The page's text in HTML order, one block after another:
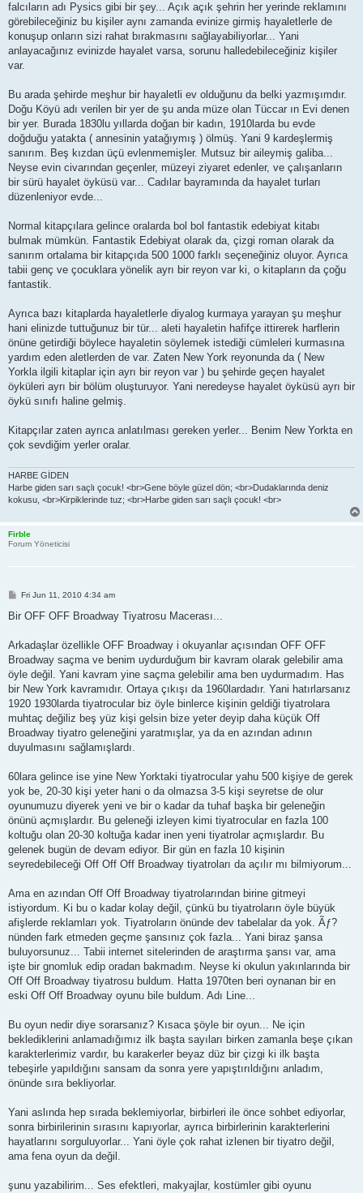
falcıların adı Pysics gibi bir şey... Açık açık şehrin her yerinde reklamını
görebileceğiniz bu kişiler aynı zamanda evinize girmiş hayaletlerle de
konuşup onların sizi rahat bırakmasını sağlayabiliyorlar... Yani
anlayacağınız evinizde hayalet varsa, sorunu halledebileceğiniz kişiler
var.
Bu arada şehirde meşhur bir hayaletli ev olduğunu da belki yazmışımdır.
Doğu Köyü adı verilen bir yer de şu anda müze olan Tüccar ın Evi denen
bir yer. Burada 1830lu yıllarda doğan bir kadın, 1910larda bu evde
doğduğu yatakta ( annesinin yatağıymış ) ölmüş. Yani 9 kardeşlermiş
sanırım. Beş kızdan üçü evlenmemişler. Mutsuz bir aileymiş galiba...
Neyse evin civarından geçenler, müzeyi ziyaret edenler, ve çalışanların
bir sürü hayalet öyküsü var... Cadılar bayramında da hayalet turları
düzenleniyor evde...
Normal kitapçılara gelince oralarda bol bol fantastik edebiyat kitabı
bulmak mümkün. Fantastik Edebiyat olarak da, çizgi roman olarak da
sanırım ortalama bir kitapçıda 500 1000 farklı seçeneğiniz oluyor. Ayrıca
tabii genç ve çocuklara yönelik ayrı bir reyon var ki, o kitapların da çoğu
fantastik.
Ayrıca bazı kitaplarda hayaletlerle diyalog kurmaya yarayan şu meşhur
hani elinizde tuttuğunuz bir tür... aleti hayaletin hafifçe ittirerek harflerin
önüne getirdiği böylece hayaletin söylemek istediği cümleleri kurmasına
yardım eden aletlerden de var. Zaten New York reyonunda da ( New
Yorkla ilgili kitaplar için ayrı bir reyon var ) bu şehirde geçen hayalet
öyküleri ayrı bir bölüm oluşturuyor. Yani neredeyse hayalet öyküsü ayrı bir
öykü sınıfı haline gelmiş.
Kitapçılar zaten ayrıca anlatılması gereken yerler... Benim New Yorkta en
çok sevdiğim yerler oralar.
HARBE GİDEN
Harbe giden sarı saçlı çocuk! <br>Gene böyle güzel dön; <br>Dudaklarında deniz
kokusu, <br>Kirpiklerinde tuz; <br>Harbe giden sarı saçlı çocuk! <br>
Firble
Forum Yöneticisi
P
s
Fri Jun 11, 2010 4:34 am
Bir OFF OFF Broadway Tiyatrosu Macerası...
Arkadaşlar özellikle OFF Broadway i okuyanlar açısından OFF OFF
Broadway saçma ve benim uydurduğum bir kavram olarak gelebilir ama
öyle değil. Yani kavram yine saçma gelebilir ama ben uydurmadım. Has
bir New York kavramıdır. Ortaya çıkışı da 1960lardadır. Yani hatırlarsanız
1920 1930larda tiyatrocular biz öyle binlerce kişinin geldiği tiyatrolara
muhtaç değiliz beş yüz kişi gelsin bize yeter deyip daha küçük Off
Broadway tiyatro geleneğini yaratmışlar, ya da en azından adının
duyulmasını sağlamışlardı.
60lara gelince ise yine New Yorktaki tiyatrocular yahu 500 kişiye de gerek
yok be, 20-30 kişi yeter hani o da olmazsa 3-5 kişi seyretse de olur
oyunumuzu diyerek yeni ve bir o kadar da tuhaf başka bir geleneğin
önünü açmışlardır. Bu geleneği izleyen kimi tiyatrocular en fazla 100
koltuğu olan 20-30 koltuğa kadar inen yeni tiyatrolar açmışlardır. Bu
gelenek bugün de devam ediyor. Bir gün en fazla 10 kişinin
seyredebileceği Off Off Off Broadway tiyatroları da açılır mı bilmiyorum...
Ama en azından Off Off Broadway tiyatrolarından birine gitmeyi
istiyordum. Ki bu o kadar kolay değil, çünkü bu tiyatroların öyle büyük
afişlerde reklamları yok. Tiyatroların önünde dev tabelalar da yok. Ãƒ?
nünden fark etmeden geçme şansınız çok fazla... Yani biraz şansa
buluyorsunuz... Tabii internet sitelerinden de araştırma şansı var, ama
işte bir gnomluk edip oradan bakmadım. Neyse ki okulun yakınlarında bir
Off Off Broadway tiyatrosu buldum. Hatta 1970ten beri oynanan bir en
eski Off Off Broadway oyunu bile buldum. Adı Line...
Bu oyun nedir diye sorarsanız? Kısaca şöyle bir oyun... Ne için
beklediklerini anlamadığımız ilk başta sayıları birken zamanla beşe çıkan
karakterlerimiz vardır, bu karakerler beyaz düz bir çizgi ki ilk başta
tebeşirle yapıldığını sansam da sonra yere yapıştırıldığını anladım,
önünde sıra bekliyorlar.
Yani aslında hep sırada beklemiyorlar, birbirleri ile önce sohbet ediyorlar,
sonra birbirilerinin sırasını kapıyorlar, ayrıca birbirlerinin karakterlerini
hayatlarını sorguluyorlar... Yani öyle çok rahat izlenen bir tiyatro değil,
ama fena oyun da değil.
şunu yazabilirim... Ses efektleri, makyajlar, kostümler gibi oyunu